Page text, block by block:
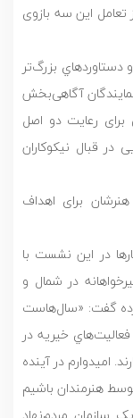
تعامل این سه بازوی
دستاوردهاي بزرگ‌تر
نمایندگان آگاهی‌بخش
رعایت دو اصل
قبال نیکوکاران
برای اهداف
در اين نشست با
در شمال و
گفت: «سال‌هاست
خيريه در
امیدوارم در آينده
هنرمندان باشيم